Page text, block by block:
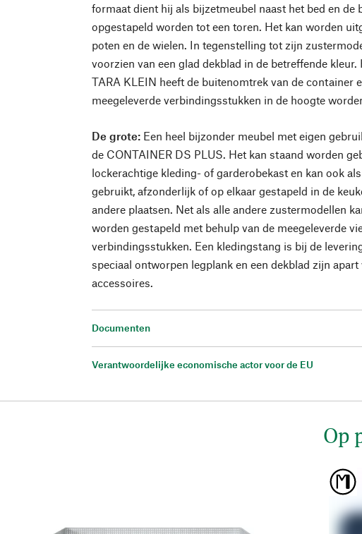
formaat dient hij als bijzetmeubel naast het bed en de
opgestapeld worden tot een toren. Het kan worden
poten en de wielen. In tegenstelling tot zijn
voorzien van een glad dekblad in de betreffende kleur.
TARA KLEIN heeft de buitenomtrek van de container
meegeleverde verbindingsstukken in de hoogte
De grote: Een heel bijzonder meubel met eigen
de CONTAINER DS PLUS. Het kan staand worden
lockerachtige kleding- of garderobekast en kan ook
gebruikt, afzonderlijk of op elkaar gestapeld in de
andere plaatsen. Net als alle andere zustermodellen
worden gestapeld met behulp van de meegeleverde
verbindingsstukken. Een kledingstang is bij de
speciaal ontworpen legplank en een dekblad zijn
accessoires.
Documenten
Verantwoordelijke economische actor voor de EU
Op